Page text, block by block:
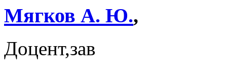
Мягков А. Ю.,
Доцент,зав